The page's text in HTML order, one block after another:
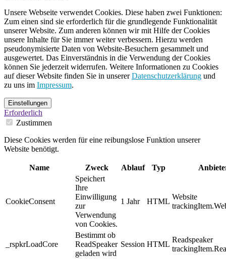
Unsere Webseite verwendet Cookies. Diese haben zwei Funktionen:
Zum einen sind sie erforderlich für die grundlegende Funktionalität
unserer Website. Zum anderen können wir mit Hilfe der Cookies
unsere Inhalte für Sie immer weiter verbessern. Hierzu werden
pseudonymisierte Daten von Website-Besuchern gesammelt und
ausgewertet. Das Einverständnis in die Verwendung der Cookies
können Sie jederzeit widerrufen. Weitere Informationen zu Cookies
auf dieser Website finden Sie in unsererDatenschutzerklärung und
zu uns im Impressum.
Einstellungen
Erforderlich
Zustimmen
Diese Cookies werden für eine reibungslose Funktion unserer
Website benötigt.
Name Zweck Ablauf Typ
CookieConsent
Speichert
Ihre
Einwilligung
zur
Verwendung
von Cookies.
1 Jahr HTML
Website
_rspkrLoadCore
Bestimmt ob
ReadSpeaker
geladen wird
Session HTML
Readspeaker